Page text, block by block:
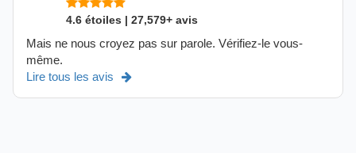
4.6 étoiles | 27,579+ avis
Mais ne nous croyez pas sur parole. Vérifiez-le vous-
même.
Lire tous les avis